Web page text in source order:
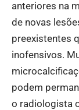
anteriores na
de novas
preexistentes
inofensivos.
podem
o radiologista